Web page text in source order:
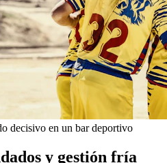
decisivo en un bar deportivo
y gestión fría